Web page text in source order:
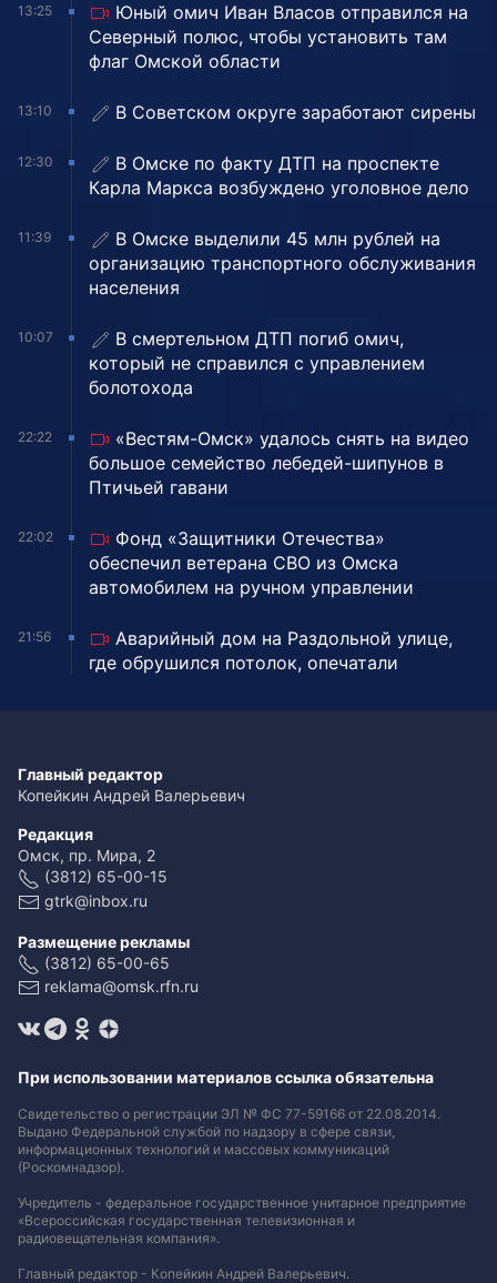
13:25
Юный омич Иван Власов отправился на
Северный полюс, чтобы установить там
флаг Омской области
13:10 В Советском округе заработают сирены
12:30
В Омске по факту ДТП на проспекте
Карла Маркса возбуждено уголовное дело
11:39
В Омске выделили 45 млн рублей на
организацию транспортного обслуживания
населения
10:07
В смертельном ДТП погиб омич,
который не справился с управлением
болотохода
22:22
«Вестям-Омск» удалось снять на видео
большое семейство лебедей-шипунов в
Птичьей гавани
22:02
Фонд «Защитники Отечества»
обеспечил ветерана СВО из Омска
автомобилем на ручном управлении
21:56
Аварийный дом на Раздольной улице,
где обрушился потолок, опечатали
Главный редактор
Копейкин Андрей Валерьевич
Редакция
Омск, пр. Мира, 2
(3812) 65-00-15
gtrk@inbox.ru
Размещение рекламы
(3812) 65-00-65
reklama@omsk.rfn.ru
При использовании материалов ссылка обязательна
Свидетельство о регистрации ЭЛ № ФС 77-59166 от 22.08.2014.
Выдано Федеральной службой по надзору в сфере связи,
информационных технологий и массовых коммуникаций
(Роскомнадзор).
Учредитель - федеральное государственное унитарное предприятие
«Всероссийская государственная телевизионная и
радиовещательная компания».
Главный редактор - Копейкин Андрей Валерьевич.